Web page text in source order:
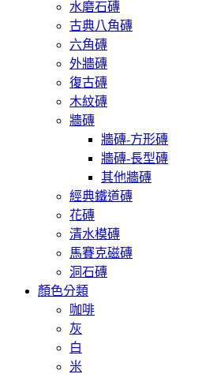
水磨石磚
古典八角磚
六角磚
外牆磚
復古磚
木紋磚
牆磚
牆磚-方形磚
牆磚-長型磚
其他牆磚
經典鐵道磚
花磚
清水模磚
馬賽克磁磚
洞石磚
顏色分類
咖啡
灰
白
米